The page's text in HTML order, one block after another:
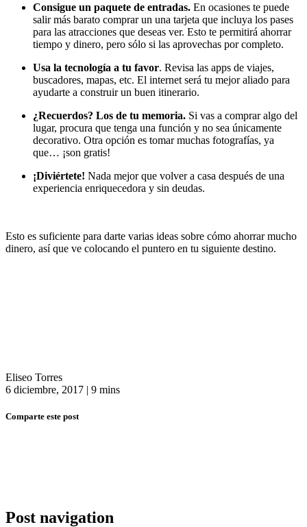
Consigue un paquete de entradas. En ocasiones te puede
salir más barato comprar un una tarjeta que incluya los pases
para las atracciones que deseas ver. Esto te permitirá ahorrar
tiempo y dinero, pero sólo si las aprovechas por completo.
Usa la tecnología a tu favor. Revisa las apps de viajes,
buscadores, mapas, etc. El internet será tu mejor aliado para
ayudarte a construir un buen itinerario.
¿Recuerdos? Los de tu memoria. Si vas a comprar algo del
lugar, procura que tenga una función y no sea únicamente
decorativo. Otra opción es tomar muchas fotografías, ya
que… ¡son gratis!
¡Diviértete! Nada mejor que volver a casa después de una
experiencia enriquecedora y sin deudas.
Esto es suficiente para darte varias ideas sobre cómo ahorrar mucho
dinero, así que ve colocando el puntero en tu siguiente destino.
Eliseo Torres
6 diciembre, 2017 | 9 mins
Comparte este post
Post navigation